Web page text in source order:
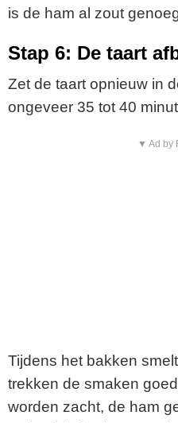
is de ham al zout
Stap 6: De taart
Zet de taart opnieuw in
ongeveer 35 tot 40
▼ Ad by
Tijdens het bakken
trekken de smaken
worden zacht, de ham